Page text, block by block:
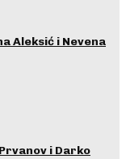
Aleksić i Nevena
Prvanov i Darko